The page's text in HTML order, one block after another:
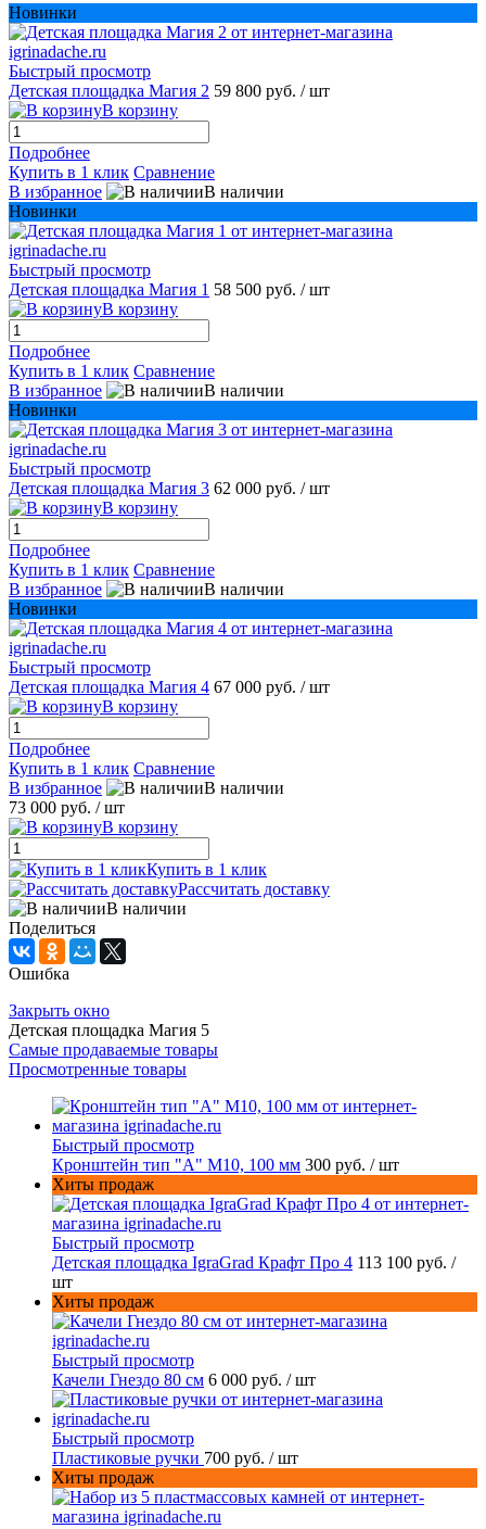
Новинки
Быстрый просмотр
Детская площадка Магия 2 59 800 руб. / шт
В корзину
Подробнее
Купить в 1 клик Сравнение
В избранное
В наличии
Новинки
Быстрый просмотр
Детская площадка Магия 1 58 500 руб. / шт
В корзину
Подробнее
Купить в 1 клик Сравнение
В избранное
В наличии
Новинки
Быстрый просмотр
Детская площадка Магия 3 62 000 руб. / шт
В корзину
Подробнее
Купить в 1 клик Сравнение
В избранное
В наличии
Новинки
Быстрый просмотр
Детская площадка Магия 4 67 000 руб. / шт
В корзину
Подробнее
Купить в 1 клик Сравнение
В избранное
В наличии
73 000 руб. / шт
В корзину
Купить в 1 клик
Рассчитать доставку
В наличии
Поделиться
Ошибка
Закрыть окно
Детская площадка Магия 5
Самые продаваемые товары
Просмотренные товары
Быстрый просмотр
Кронштейн тип "A" M10, 100 мм 300 руб. / шт
Хиты продаж
Быстрый просмотр
Детская площадка IgraGrad Крафт Про 4 113 100 руб. /
шт
Хиты продаж
Быстрый просмотр
Качели Гнездо 80 см 6 000 руб. / шт
Быстрый просмотр
Пластиковые ручки 700 руб. / шт
Хиты продаж